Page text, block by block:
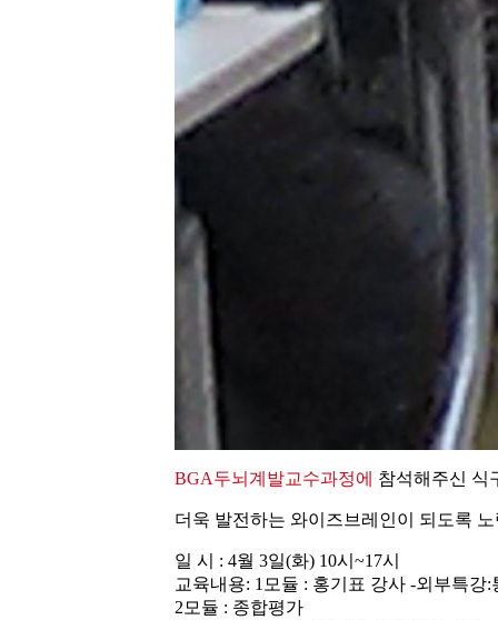
BGA두뇌계발교수과정에 참석해주신 식
더욱 발전하는 와이즈브레인이 되도록
일 시 : 4월 3일(화) 10시~17시
교육내용: 1모듈 : 홍기표 강사 -외부특강
2모듈 : 종합평가